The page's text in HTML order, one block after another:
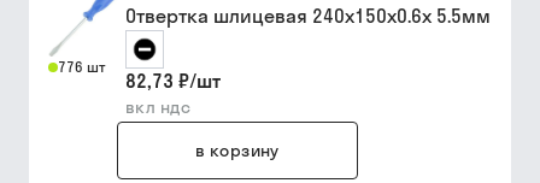
776 шт
Отвертка шлицевая 240х150х0.6х 5.5мм
82,73 ₽/шт
вкл ндс
в корзину